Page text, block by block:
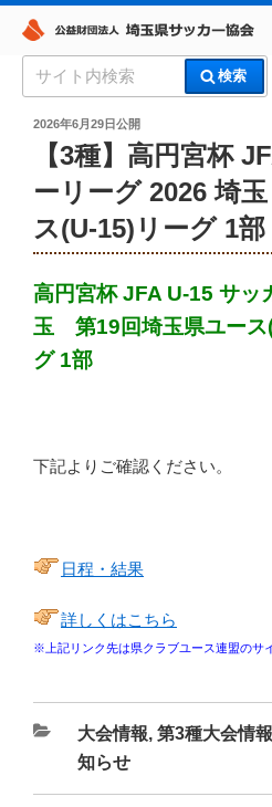
索:
検索
埼玉県サッカー協会
投
2026年6月29日公開
【3種】高円宮杯
ーリーグ 2026 埼
ス(U-15)リーグ 1部
高円宮杯 JFA U-15 サッ
玉 第19回埼玉県ユース
グ 1部
下記よりご確認ください。
日程・結果
詳しくはこちら
※上記リンク先は県クラブユース連盟のサ
カ
テ
ゴ
大会情報, 第3種大会情報
知らせ